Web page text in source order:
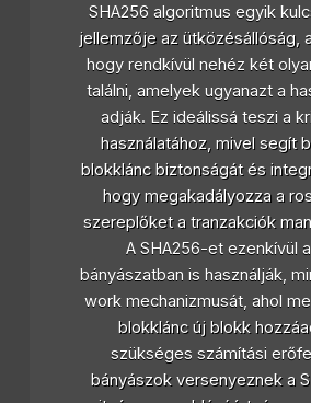
SHA256 algoritmus egyik
jellemzője az ütközésállóság,
hogy rendkívül nehéz két
találni, amelyek ugyanazt a
adják. Ez ideálissá teszi a
használatához, mivel segít
blokklánc biztonságát és
hogy megakadályozza a
szereplőket a tranzakciók
A SHA256-et ezenkívül
bányászatban is használják,
work mechanizmusát, ahol
blokklánc új blokk
szükséges számítási
bányászok versenyeznek a